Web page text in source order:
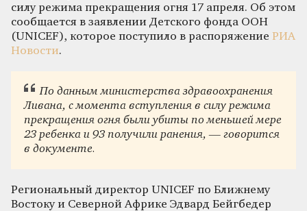
силу режима прекращения огня 17 апреля. Об этом
сообщается в заявлении Детского фонда ООН
(UNICEF), которое поступило в распоряжение РИА
Новости.
По данным министерства здравоохранения
Ливана, с момента вступления в силу режима
прекращения огня были убиты по меньшей мере
23 ребенка и 93 получили ранения, — говорится
в документе.
Региональный директор UNICEF по Ближнему
Востоку и Северной Африке Эдвард Бейгбедер